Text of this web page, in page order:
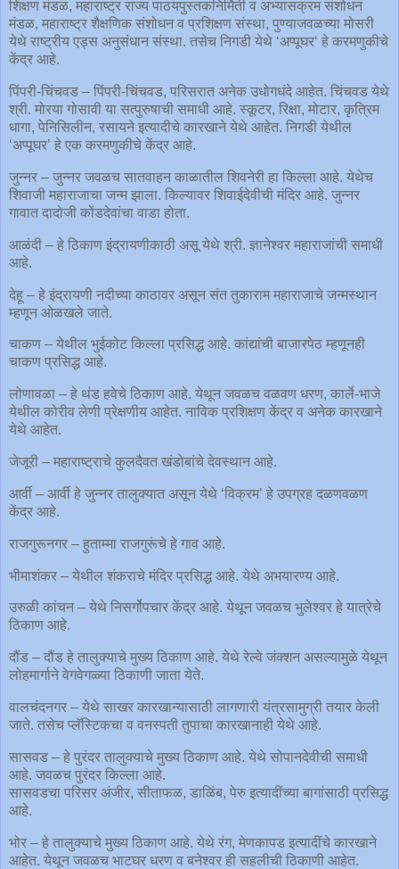
शिक्षण मंडळ, महाराष्ट्र राज्य पाठयपुस्तकनिर्मिती व अभ्यासक्रम संशोधन
मंडळ, महाराष्ट्र शैक्षणिक संशोधन व प्रशिक्षण संस्था, पुण्याजवळच्या मोसरी
येथे राष्ट्रीय एड्स अनुसंधान संस्था. तसेच निगडी येथे ‘अप्पूघर‘ हे करमणुकीचे
केंद्र आहे.
पिंपरी-चिंचवड – पिंपरी-चिंचवड, परिसरात अनेक उधोगधंदे आहेत. चिंचवड येथे
श्री. मोरया गोसावी या सत्पुरुषाची समाधी आहे. स्कूटर, रिक्षा, मोटार, कृत्रिम
धागा, पेनिसिलीन, रसायने इत्यादीचे कारखाने येथे आहेत. निगडी येथील
‘अप्पूघर’ हे एक करमणुकीचे केंद्र आहे.
जुन्नर – जुन्नर जवळच सातवाहन काळातील शिवनेरी हा किल्ला आहे. येथेच
शिवाजी महाराजाचा जन्म झाला. किल्यावर शिवाईदेवीची मंदिर आहे. जुन्नर
गावात दादोजी कोंडदेवांचा वाडा होता.
आळंदी – हे ठिकाण इंद्रायणीकाठी असू येथे श्री. ज्ञानेश्वर महाराजांची समाधी
आहे.
देहू – हे इंद्रायणी नदीच्या काठावर असून संत तुकाराम महाराजाचे जन्मस्थान
म्हणून ओळखले जाते.
चाकण – येथील भुईकोट किल्ला प्रसिद्ध आहे. कांद्यांची बाजारपेठ म्हणूनही
चाकण प्रसिद्ध आहे.
लोणावळा – हे थंड हवेचे ठिकाण आहे. येथून जवळच वळवण धरण, कार्ले-भाजे
येथील कोरीव लेणी प्रेक्षणीय आहेत. नाविक प्रशिक्षण केंद्र व अनेक कारखाने
येथे आहेत.
जेजूरी – महाराष्ट्राचे कुलदैवत खंडोबांचे देवस्थान आहे.
आर्वी – आर्वी हे जुन्नर तालुक्यात असून येथे ‘विक्रम’ हे उपग्रह दळणवळण
केंद्र आहे.
राजगुरूनगर – हुताम्मा राजगुरूंचे हे गाव आहे.
भीमाशंकर – येथील शंकराचे मंदिर प्रसिद्ध आहे. येथे अभयारण्य आहे.
उरुळी कांचन – येथे निसर्गोपचार केंद्र आहे. येथून जवळच भुलेश्वर हे यात्रेचे
ठिकाण आहे.
दौंड – दौंड हे तालुक्याचे मुख्य ठिकाण आहे. येथे रेल्वे जंक्शन असल्यामुळे येथून
लोहमार्गाने वेगवेगळ्या ठिकाणी जाता येते.
वालचंदनगर – येथे साखर कारखान्यासाठी लागणारी यंत्रसामुग्री तयार केली
जाते. तसेच प्लॅस्टिकचा व वनस्पती तुपाचा कारखानाही येथे आहे.
सासवड – हे पुरंदर तालुक्याचे मुख्य ठिकाण आहे. येथे सोपानदेवीची समाधी
आहे. जवळच पुरंदर किल्ला आहे.
सासवडचा परिसर अंजीर, सीताफळ, डाळिंब, पेरु इत्यादींच्या बागांसाठी प्रसिद्ध
आहे.
भोर – हे तालुक्याचे मुख्य ठिकाण आहे. येथे रंग, मेणकापड इत्यादींचे कारखाने
आहेत. येथून जवळच भाटघर धरण व बनेश्वर ही सहलीची ठिकाणी आहेत.